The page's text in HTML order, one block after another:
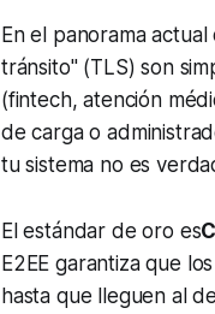
En el panorama
tránsito" (TLS) son
(fintech, atención
de carga o
tu sistema no es
El estándar de oro es
E2EE garantiza que
hasta que lleguen al